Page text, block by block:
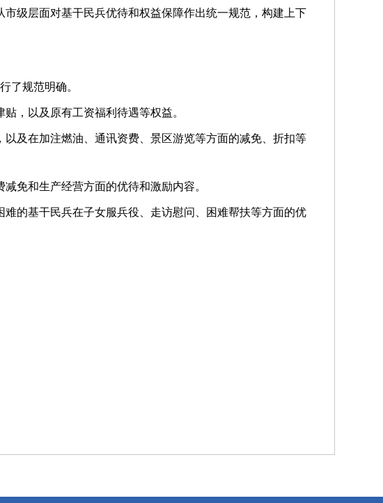
级层面对基干民兵优待和权益保障作出统一规范，构建上下
了规范明确。
，以及原有工资福利待遇等权益。
及在加注燃油、通讯资费、景区游览等方面的减免、折扣等
免和生产经营方面的优待和激励内容。
的基干民兵在子女服兵役、走访慰问、困难帮扶等方面的优